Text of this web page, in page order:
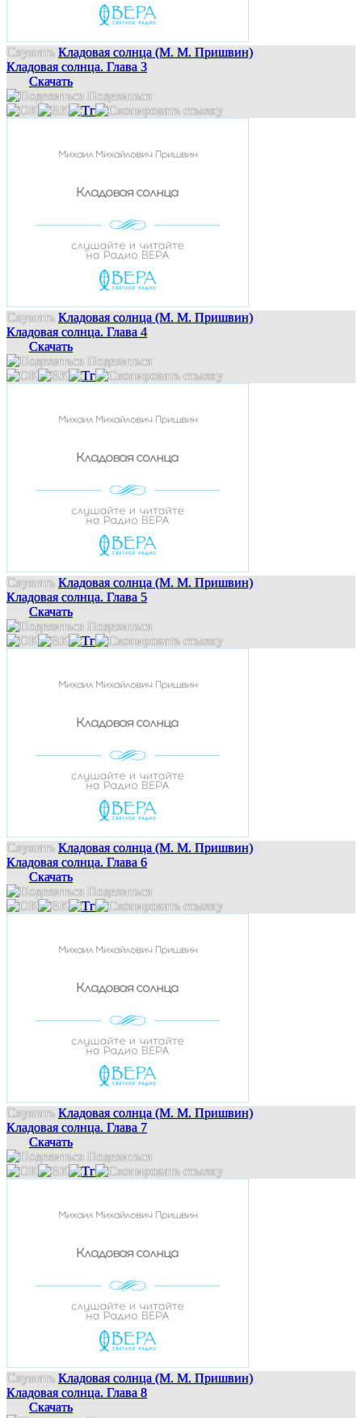
Слушать Кладовая солнца (М. М. Пришвин)
Кладовая солнца. Глава 3
Скачать
Поделиться
Слушать Кладовая солнца (М. М. Пришвин)
Кладовая солнца. Глава 4
Скачать
Поделиться
Слушать Кладовая солнца (М. М. Пришвин)
Кладовая солнца. Глава 5
Скачать
Поделиться
Слушать Кладовая солнца (М. М. Пришвин)
Кладовая солнца. Глава 6
Скачать
Поделиться
Слушать Кладовая солнца (М. М. Пришвин)
Кладовая солнца. Глава 7
Скачать
Поделиться
Слушать Кладовая солнца (М. М. Пришвин)
Кладовая солнца. Глава 8
Скачать